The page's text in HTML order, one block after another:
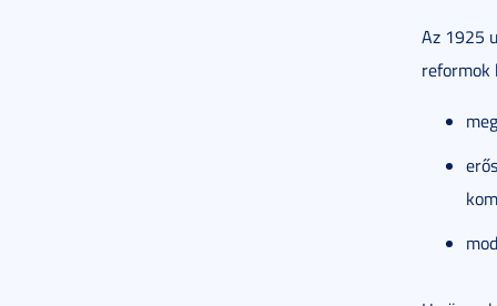
Az 1925
reformok